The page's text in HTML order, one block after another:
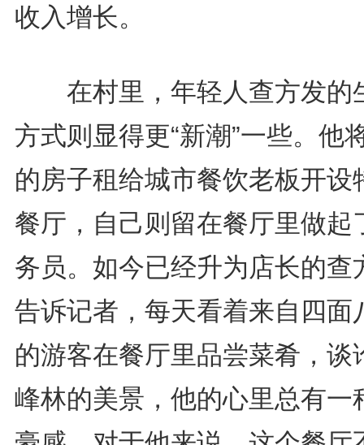
收入增长。
在村里，年轻人查方发的
方式则显得更“新潮”一些。他
的房子租给城市餐饮老板开设
餐厅，自己则留在餐厅里做起
务员。如今已经升为店长的查
告诉记者，每天看着来自四面
的游客在餐厅里品尝菜肴，谈
峰林的美景，他的心里总有一